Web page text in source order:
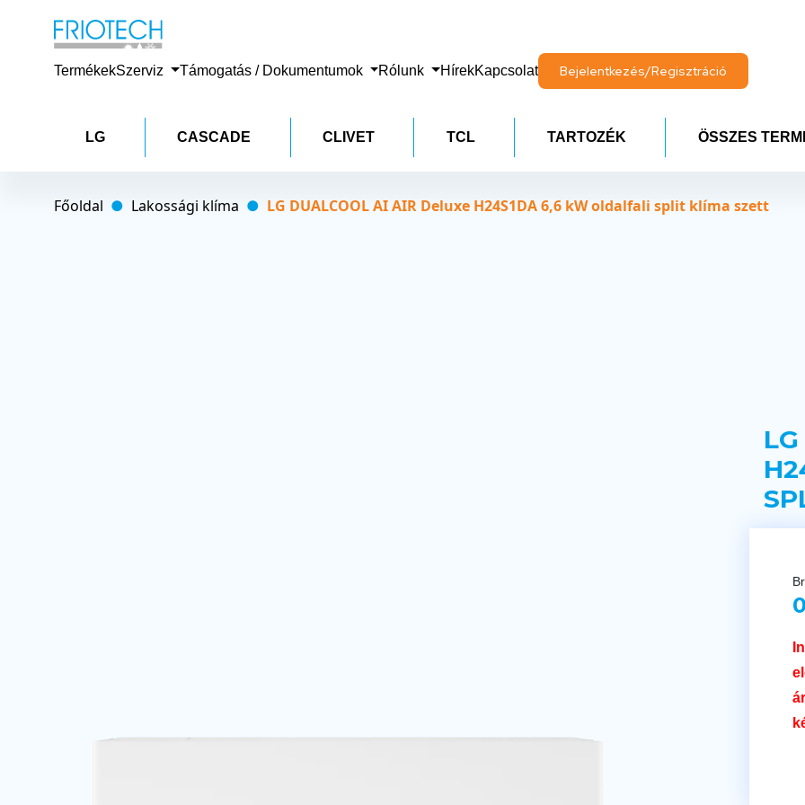
TermékekSzerviz Támogatás / Dokumentumok Rólunk HírekKapcsolat Bejelentkezés/Regisztráció
LG CASCADE CLIVET TCL TARTOZÉK ÖSSZES
Főoldal Lakossági klíma LG DUALCOOL AI AIR Deluxe H24S1DA 6,6 kW oldalfali split klíma szett